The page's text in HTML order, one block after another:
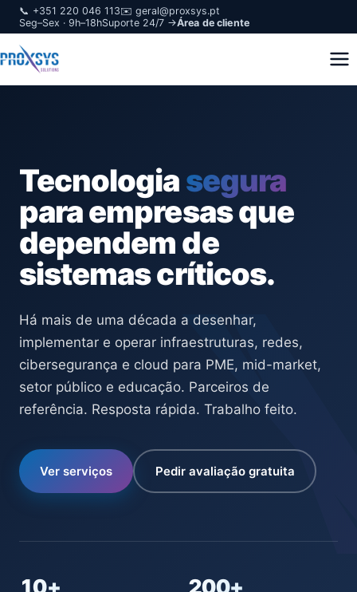
📞 +351 220 046 113✉️ geral@proxsys.pt
Seg–Sex · 9h–18hSuporte 24/7 →Área de cliente
Tecnologiasegura
para empresas que
dependem de
sistemas críticos.
Há mais de uma década a desenhar,
implementar e operar infraestruturas, redes,
cibersegurança e cloud para PME, mid-market,
setor público e educação. Parceiros de
referência. Resposta rápida. Trabalho feito.
Ver serviços Pedir avaliação gratuita
10+ 200+